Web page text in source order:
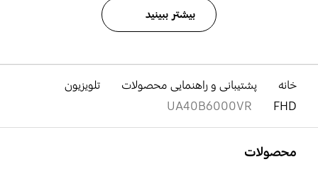
بیشتر ببینید
خانه پشتیبانی و راهنمایی محصولات
تلویزیون
FHD
UA40B6000VR
محصولات